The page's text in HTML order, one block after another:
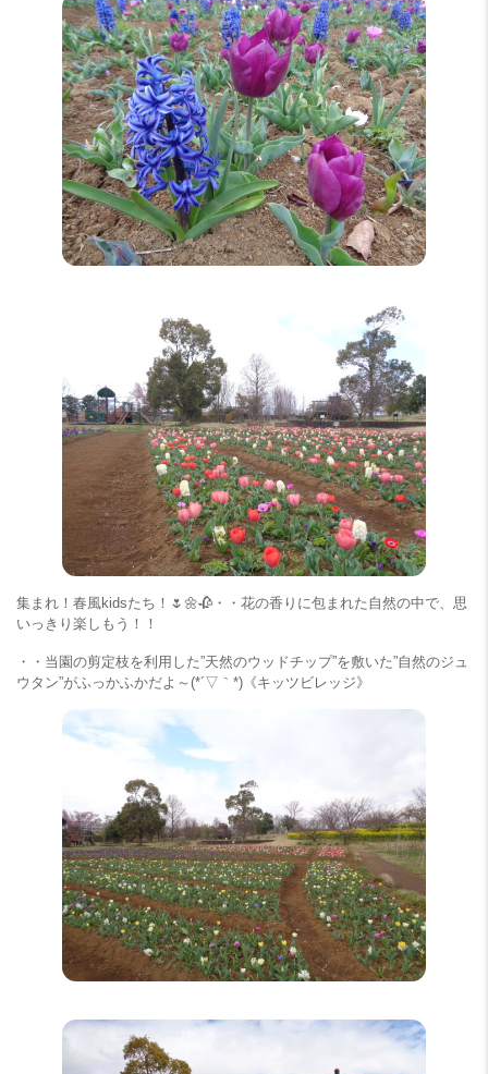
集まれ！春風kidsたち！🌷🌼🥀・・花の香りに包まれた自然の中で、思
いっきり楽しもう！！
・・当園の剪定枝を利用した”天然のウッドチップ”を敷いた”自然のジュ
ウタン”がふっかふかだよ～(*´▽｀*)《キッツビレッジ》